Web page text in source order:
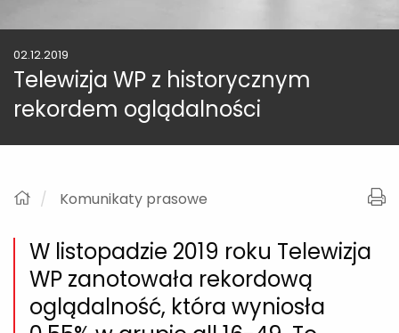
02.12.2019
Telewizja WP z historycznym
rekordem oglądalności
Komunikaty prasowe
W listopadzie 2019 roku Telewizja
WP zanotowała rekordową
oglądalność, która wyniosła